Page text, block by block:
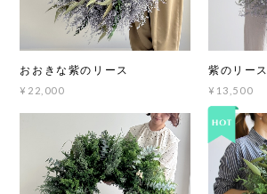
おおきな紫のリース
¥22,000
紫のリース
¥13,500